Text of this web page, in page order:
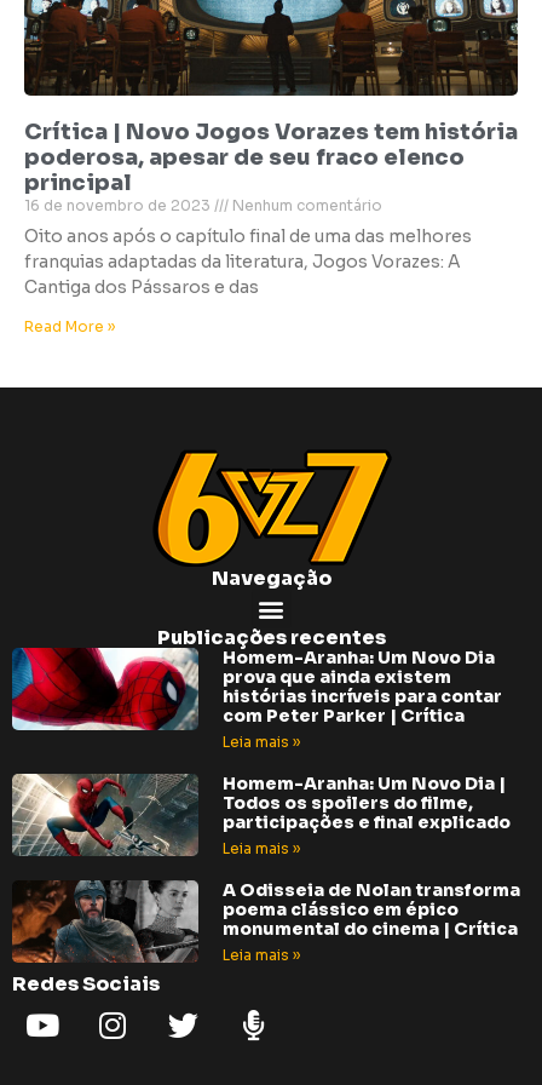
Crítica | Novo Jogos Vorazes tem história
poderosa, apesar de seu fraco elenco
principal
16 de novembro de 2023 Nenhum comentário
Oito anos após o capítulo final de uma das melhores
franquias adaptadas da literatura, Jogos Vorazes: A
Cantiga dos Pássaros e das
Read More »
Navegação
Publicações recentes
Homem-Aranha: Um Novo Dia
prova que ainda existem
histórias incríveis para contar
com Peter Parker | Crítica
Leia mais »
Homem-Aranha: Um Novo Dia |
Todos os spoilers do filme,
participações e final explicado
Leia mais »
A Odisseia de Nolan transforma
poema clássico em épico
monumental do cinema | Crítica
Leia mais »
Redes Sociais